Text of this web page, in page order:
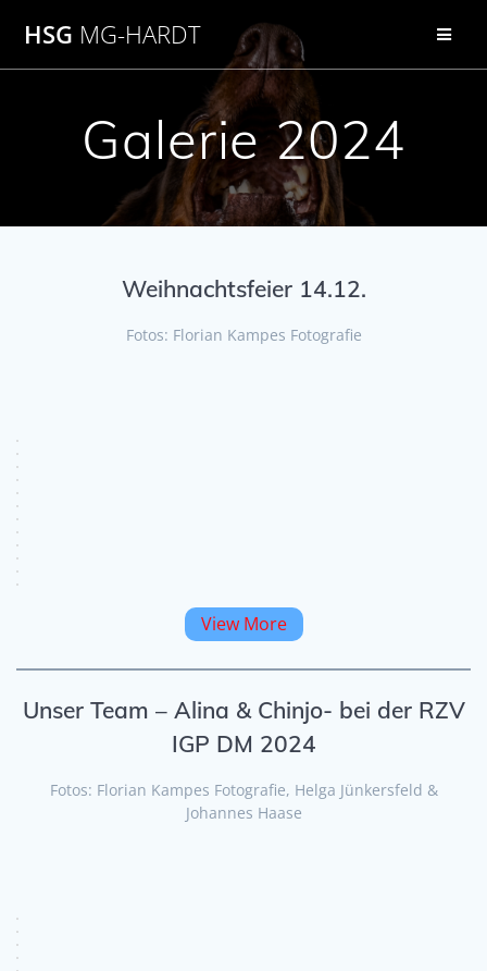
Inhalt
springen
HSG MG-HARDT
Galerie 2024
Weihnachtsfeier 14.12.
Fotos: Florian Kampes Fotografie
View More
Unser Team – Alina & Chinjo- bei der RZV
IGP DM 2024
Fotos: Florian Kampes Fotografie, Helga Jünkersfeld &
Johannes Haase